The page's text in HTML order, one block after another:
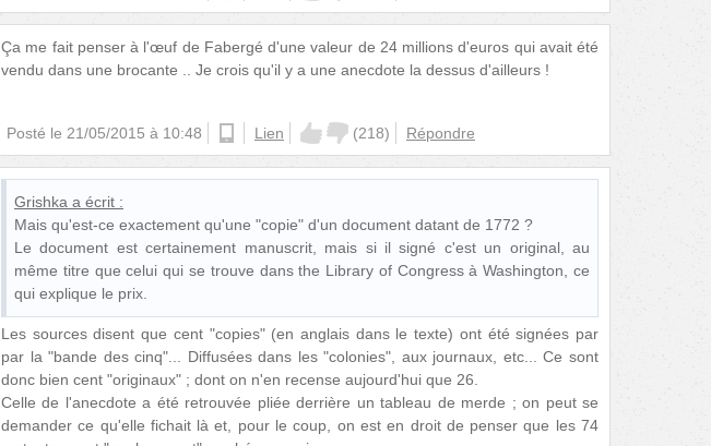
Ça me fait penser à l'œuf de Fabergé d'une valeur de 24 millions d'euros qui avait été
vendu dans une brocante .. Je crois qu'il y a une anecdote la dessus d'ailleurs !
Posté le 21/05/2015 à 10:48 Lien (218) Répondre
Grishka a écrit :
Mais qu'est-ce exactement qu'une "copie" d'un document datant de 1772 ?
Le document est certainement manuscrit, mais si il signé c'est un original, au
même titre que celui qui se trouve dans the Library of Congress à Washington, ce
qui explique le prix.
Les sources disent que cent "copies" (en anglais dans le texte) ont été signées par
par la "bande des cinq"... Diffusées dans les "colonies", aux journaux, etc... Ce sont
donc bien cent "originaux" ; dont on n'en recense aujourd'hui que 26.
Celle de l'anecdote a été retrouvée pliée derrière un tableau de merde ; on peut se
demander ce qu'elle fichait là et, pour le coup, on est en droit de penser que les 74